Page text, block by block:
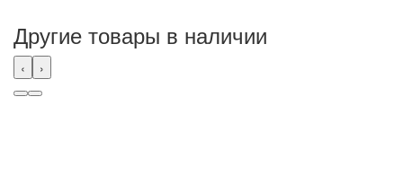
Другие товары в наличии
‹ ›